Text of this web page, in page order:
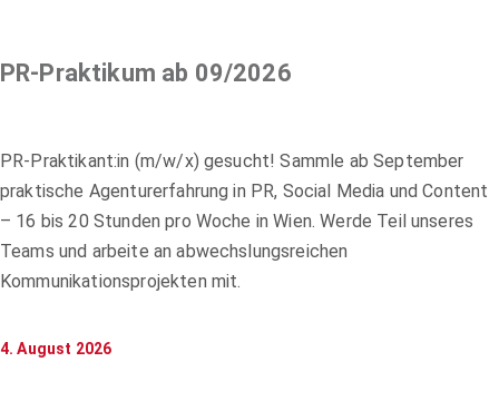
PR-Praktikum ab 09/2026
PR-Praktikant:in (m/w/x) gesucht! Sammle ab September
praktische Agenturerfahrung in PR, Social Media und Content
– 16 bis 20 Stunden pro Woche in Wien. Werde Teil unseres
Teams und arbeite an abwechslungsreichen
Kommunikationsprojekten mit.
4. August 2026